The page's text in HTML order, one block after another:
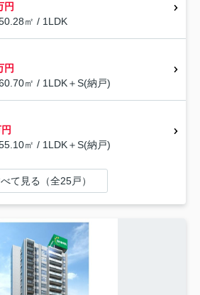
円
㎡ / 1LDK
円
㎡ / 1LDK＋S(納戸)
㎡ / 1LDK＋S(納戸)
て見る（全25戸）